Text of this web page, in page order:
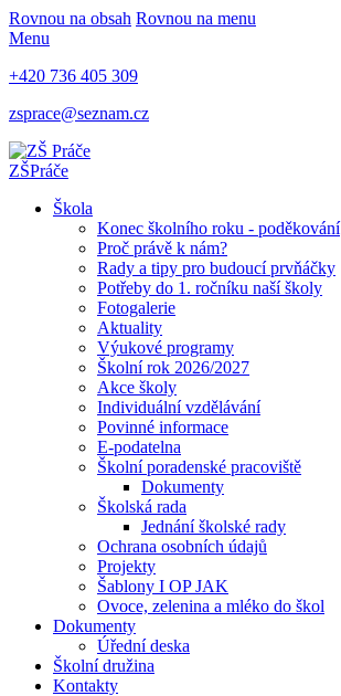
Rovnou na obsah Rovnou na menu
Menu
+420 736 405 309
zsprace@seznam.cz
ZŠPráče
Škola
Konec školního roku - poděkování
Proč právě k nám?
Rady a tipy pro budoucí prvňáčky
Potřeby do 1. ročníku naší školy
Fotogalerie
Aktuality
Výukové programy
Školní rok 2026/2027
Akce školy
Individuální vzdělávání
Povinné informace
E-podatelna
Školní poradenské pracoviště
Dokumenty
Školská rada
Jednání školské rady
Ochrana osobních údajů
Projekty
Šablony I OP JAK
Ovoce, zelenina a mléko do škol
Dokumenty
Úřední deska
Školní družina
Kontakty